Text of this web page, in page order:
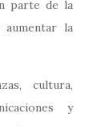
parte de la
la
cultura,
y